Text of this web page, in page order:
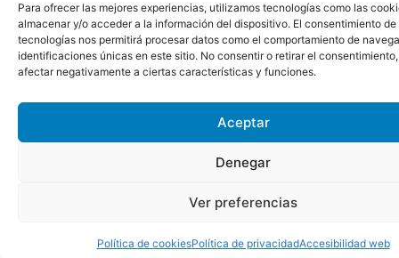
Para ofrecer las mejores experiencias, utilizamos tecnologías como las
almacenar y/o acceder a la información del dispositivo. El consentimiento de
tecnologías nos permitirá procesar datos como el comportamiento de
identificaciones únicas en este sitio. No consentir o retirar el
afectar negativamente a ciertas características y funciones.
Aceptar
Denegar
Ver preferencias
Política de cookiesPolítica de privacidadAccesibilidad web